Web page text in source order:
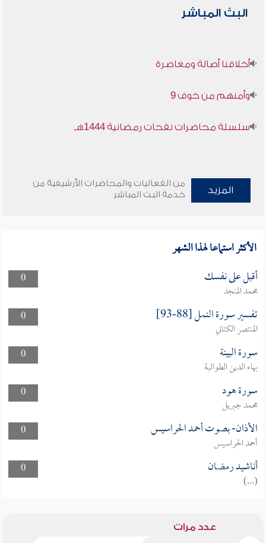
البث المباشر
أخلاقنا أصالة ومعاصرة
وأمنهم من خوف 9
سلسلة محاضرات نفحات رمضانية 1444هـ
المزيد
من الفعاليات والمحاضرات الأرشيفية من
خدمة البث المباشر
الأكثر استماعا لهذا الشهر
0 أقبل على نفسك
محمد المنجد
0
تفسير سورة النمل [88-93]
المنتصر الكتاني
0
سورة البينة
بهاء الدين الطوالبة
0
سورة هود
محمد جبريل
0
الأذان- بصوت أحمد الحراسيس
أحمد الحراسيس
0
أناشيد رمضان
(...)
عدد مرات